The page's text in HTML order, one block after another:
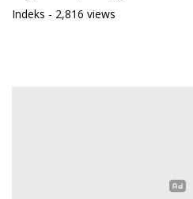
Indeks - 2,816 views